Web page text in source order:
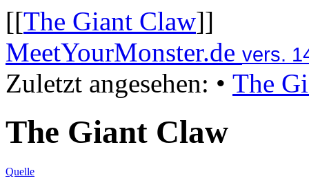
[[The Giant Claw]]
MeetYourMonster.de vers.
Zuletzt angesehen: • The
The Giant Claw
Quelle